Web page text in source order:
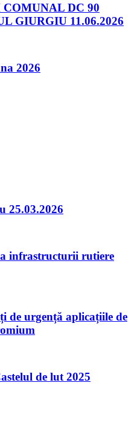
DC 90
GIURGIU 11.06.2026
2026
25.03.2026
infrastructurii rutiere
de urgență aplicațiile de
de lut 2025